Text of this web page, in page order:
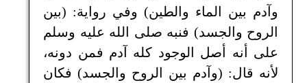
وآدم بين الماء والطين) وفي رواية: (بين
الروح والجسد) فنبه صلى الله عليه وسلم
على أنه أصل الوجود كله آدم فمن دونه،
لأنه قال: (وآدم بين الروح والجسد) فكان